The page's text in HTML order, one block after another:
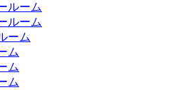
ルーム
ルーム
ーム
ム
ム
ム